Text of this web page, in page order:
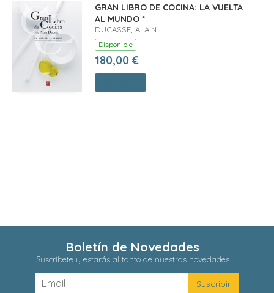
GRAN LIBRO DE COCINA: LA VUELTA
AL MUNDO *
DUCASSE, ALAIN
Disponible
180,00 €
Boletín de Novedades
Suscríbete y estarás al tanto de nuestras novedades